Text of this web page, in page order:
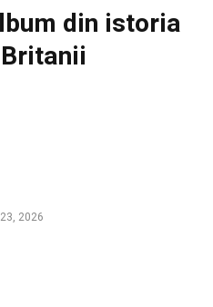
din istoria
2026